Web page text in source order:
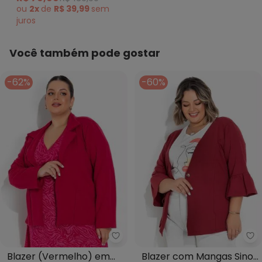
ou 2x de R$ 39,99 sem
juros
Você também pode gostar
-62%
Marguerite - Blazer (Vermelho)
Blazer (Vermelho) em
-60%
Blazer com Mangas Sino